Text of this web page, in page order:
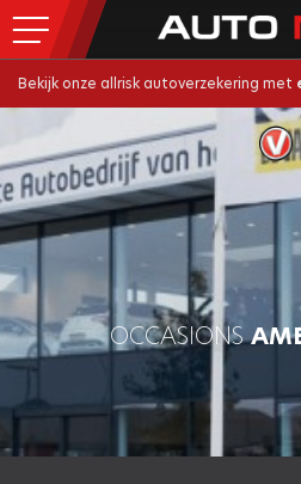
Bekijk onze allrisk autoverzekering met
OCCASIONS